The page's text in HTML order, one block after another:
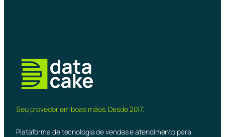
Seu provedor em boas mãos. Desde 2017.
Plataforma de tecnologia de vendas e atendimento para